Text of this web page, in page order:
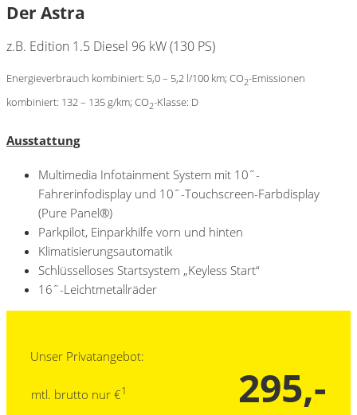
Der Astra
z.B. Edition 1.5 Diesel 96 kW (130 PS)
Energieverbrauch kombiniert: 5,0 – 5,2 l/100 km; CO2-Emissionen
kombiniert: 132 – 135 g/km; CO2-Klasse: D
Ausstattung
Multimedia Infotainment System mit 10˝-
Fahrerinfodisplay und 10˝-Touchscreen-Farbdisplay
(Pure Panel®)
Parkpilot, Einparkhilfe vorn und hinten
Klimatisierungsautomatik
Schlüsselloses Startsystem „Keyless Start“
16˝-Leichtmetallräder
Unser Privatangebot:
mtl. brutto nur €1 295,-